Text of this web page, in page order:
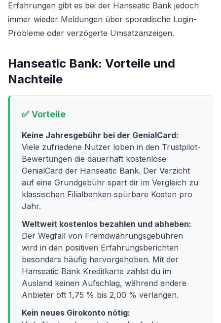
Erfahrungen gibt es bei der Hanseatic Bank jedoch
immer wieder Meldungen über sporadische Login-
Probleme oder verzögerte Umsatzanzeigen.
Hanseatic Bank: Vorteile und
Nachteile
✅ Vorteile
Keine Jahresgebühr bei der GenialCard:
Viele zufriedene Nutzer loben in den Trustpilot-
Bewertungen die dauerhaft kostenlose
GenialCard der Hanseatic Bank. Der Verzicht
auf eine Grundgebühr spart dir im Vergleich zu
klassischen Filialbanken spürbare Kosten pro
Jahr.
Weltweit kostenlos bezahlen und abheben:
Der Wegfall von Fremdwährungsgebühren
wird in den positiven Erfahrungsberichten
besonders häufig hervorgehoben. Mit der
Hanseatic Bank Kreditkarte zahlst du im
Ausland keinen Aufschlag, während andere
Anbieter oft 1,75 % bis 2,00 % verlangen.
Kein neues Girokonto nötig: